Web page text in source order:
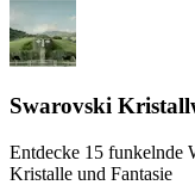
Swarovski
Entdecke 15 funkelnde
Kristalle und Fantasie